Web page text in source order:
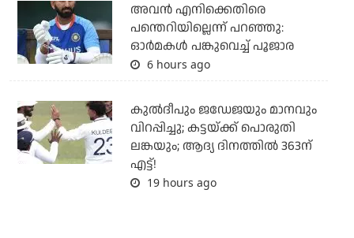
അവന്‍ എനിക്കെതിരെ
പന്തെറിയില്ലെന്ന് പറഞ്ഞു:
ഓര്‍മകള്‍ പങ്കുവെച്ച് പൂജാര
6 hours ago
കുല്‍ദീപും ജഡേജയും മാനവും
വിറപ്പിച്ചു; കട്ടയ്ക്ക് പൊരുതി
ലങ്കയും; ആദ്യ ദിനത്തില്‍ 363ന്
എട്ട്!
19 hours ago